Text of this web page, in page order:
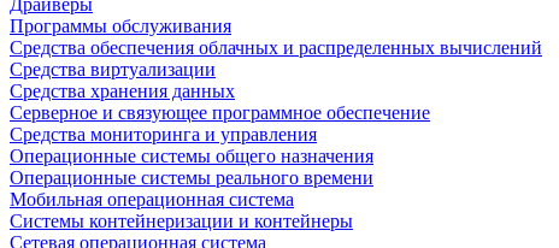
Драйверы
Программы обслуживания
Средства обеспечения облачных и распределенных вычислений
Средства виртуализации
Средства хранения данных
Серверное и связующее программное обеспечение
Средства мониторинга и управления
Операционные системы общего назначения
Операционные системы реального времени
Мобильная операционная система
Системы контейнеризации и контейнеры
Сетевая операционная система